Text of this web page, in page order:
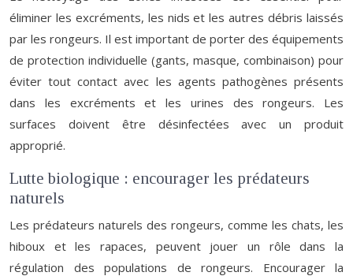
éliminer les excréments, les nids et les autres débris laissés
par les rongeurs. Il est important de porter des équipements
de protection individuelle (gants, masque, combinaison) pour
éviter tout contact avec les agents pathogènes présents
dans les excréments et les urines des rongeurs. Les
surfaces doivent être désinfectées avec un produit
approprié.
Lutte biologique : encourager les prédateurs
naturels
Les prédateurs naturels des rongeurs, comme les chats, les
hiboux et les rapaces, peuvent jouer un rôle dans la
régulation des populations de rongeurs. Encourager la